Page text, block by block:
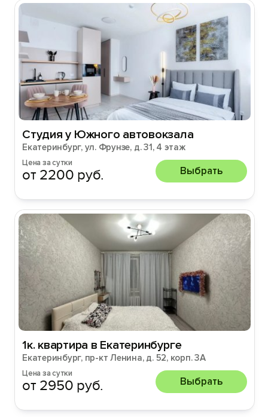
Студия у Южного автовокзала
Екатеринбург, ул. Фрунзе, д. 31, 4 этаж
Цена за сутки
от 2200 руб. Выбрать
1к. квартира в Екатеринбурге
Екатеринбург, пр-кт Ленина, д. 52, корп. 3А
Цена за сутки
от 2950 руб. Выбрать